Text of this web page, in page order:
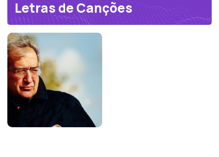
Letras de Canções